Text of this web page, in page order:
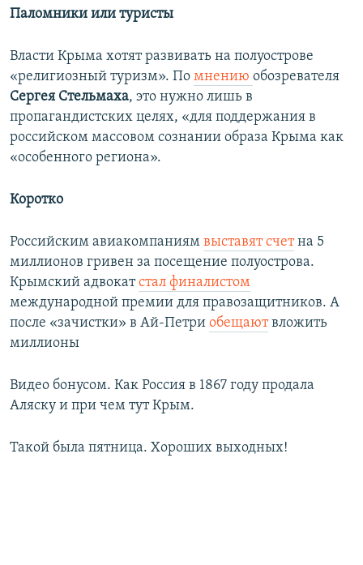
Паломники или туристы
Власти Крыма хотят развивать на полуострове
«религиозный туризм». По мнению обозревателя
Сергея Стельмаха, это нужно лишь в
пропагандистских целях, «для поддержания в
российском массовом сознании образа Крыма как
«особенного региона».
Коротко
Российским авиакомпаниям выставят счетна 5
миллионов гривен за посещение полуострова.
Крымский адвокатстал финалистом
международной премии для правозащитников. А
после «зачистки» в Ай-Петри обещаютвложить
миллионы
Видео бонусом. Как Россия в 1867 году продала
Аляску и при чем тут Крым.
Такой была пятница. Хороших выходных!